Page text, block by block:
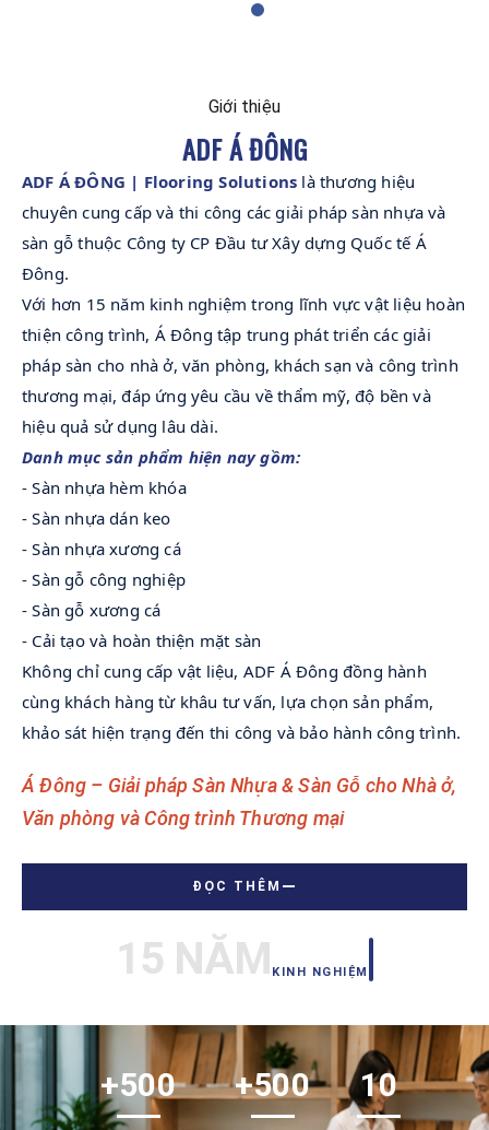
Giới thiệu
ADF Á ĐÔNG
ADF Á ĐÔNG | Flooring Solutions là thương hiệu
chuyên cung cấp và thi công các giải pháp sàn nhựa và
sàn gỗ thuộc Công ty CP Đầu tư Xây dựng Quốc tế Á
Đông.
Với hơn 15 năm kinh nghiệm trong lĩnh vực vật liệu hoàn
thiện công trình, Á Đông tập trung phát triển các giải
pháp sàn cho nhà ở, văn phòng, khách sạn và công trình
thương mại, đáp ứng yêu cầu về thẩm mỹ, độ bền và
hiệu quả sử dụng lâu dài.
Danh mục sản phẩm hiện nay gồm:
- Sàn nhựa hèm khóa
- Sàn nhựa dán keo
- Sàn nhựa xương cá
- Sàn gỗ công nghiệp
- Sàn gỗ xương cá
- Cải tạo và hoàn thiện mặt sàn
Không chỉ cung cấp vật liệu, ADF Á Đông đồng hành
cùng khách hàng từ khâu tư vấn, lựa chọn sản phẩm,
khảo sát hiện trạng đến thi công và bảo hành công trình.
Á Đông – Giải pháp Sàn Nhựa & Sàn Gỗ cho Nhà ở,
Văn phòng và Công trình Thương mại
ĐỌC THÊM —
15 NĂM KINH NGHIỆM
+500 +500 10